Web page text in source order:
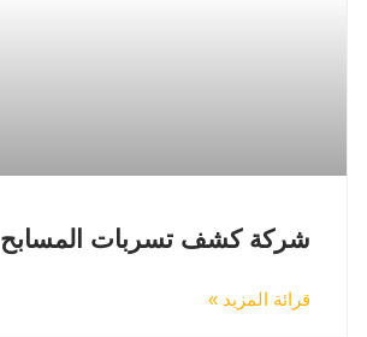
شركة كشف تسربات المسابح
قرائة المزيد »